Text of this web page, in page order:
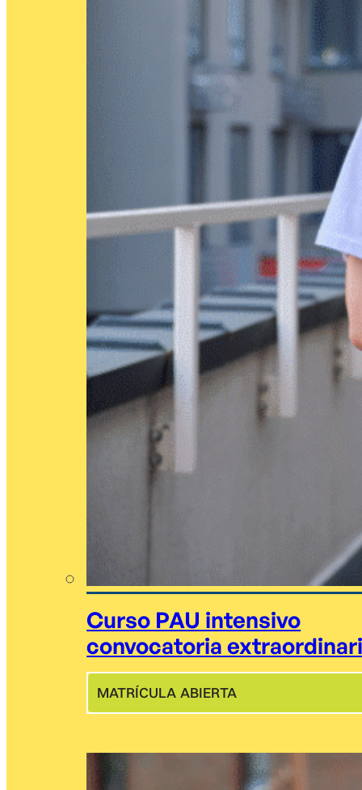
Curso PAU intensivo
convocatoria
MATRÍCULA ABIERTA